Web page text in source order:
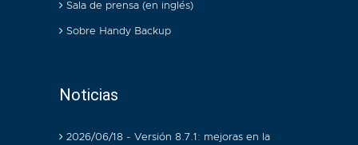
Sala de prensa (en inglés)
Sobre Handy Backup
Noticias
2026/06/18 - Versión 8.7.1: mejoras en la